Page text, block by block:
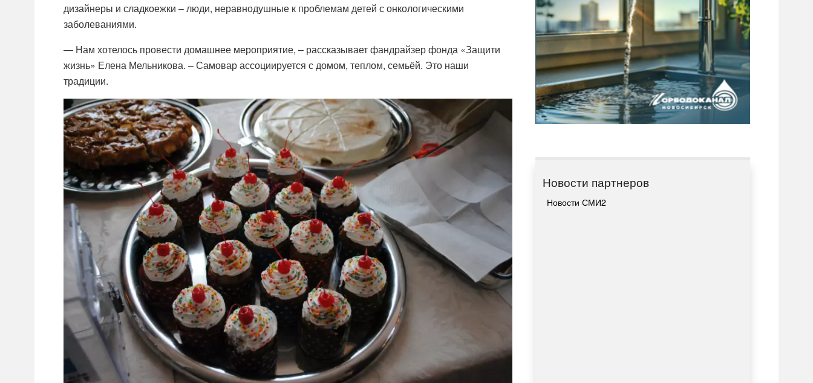
дизайнеры и сладкоежки – люди, неравнодушные к проблемам детей с онкологическими
заболеваниями.
— Нам хотелось провести домашнее мероприятие, – рассказывает фандрайзер фонда «Защити
жизнь» Елена Мельникова. – Самовар ассоциируется с домом, теплом, семьёй. Это наши
традиции.
Новости партнеров
Новости СМИ2